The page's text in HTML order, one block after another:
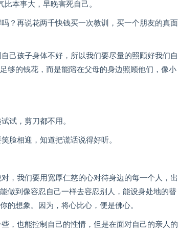
本事大，早晚害死自己。
？再说花两千快钱买一次教训，买一个朋友的真面
己孩子身体不好，所以我们要尽量的照顾好我们自
够的钱花，而是能陪在父母的身边照顾他们，像小
试，剪刀都不用。
脸相迎，知道把谎话说得好听。
，我们要用宽厚仁慈的心对待身边的每一个人，出
做到像容忍自己一样去容忍别人，能设身处地的替
的想象。因为，将心比心，便是佛心。
，也能控制自己的性情，但是在面对自己的亲人的